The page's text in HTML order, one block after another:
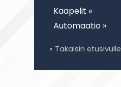
Kaapelit »
Automaatio »
« Takaisin etusivulle